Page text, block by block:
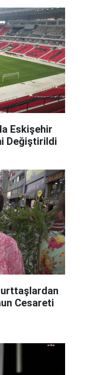
Eskişehir
Değiştirildi
Cesareti